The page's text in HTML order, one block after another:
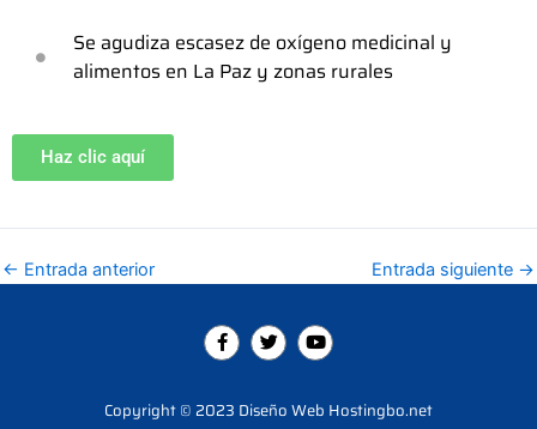
Se agudiza escasez de oxígeno medicinal y
alimentos en La Paz y zonas rurales
Haz clic aquí
← Entrada anterior Entrada siguiente →
F
a
c
b
o
T
w
i
t
e
Y
o
u
u
b
Copyright © 2023 Diseño Web Hostingbo.net